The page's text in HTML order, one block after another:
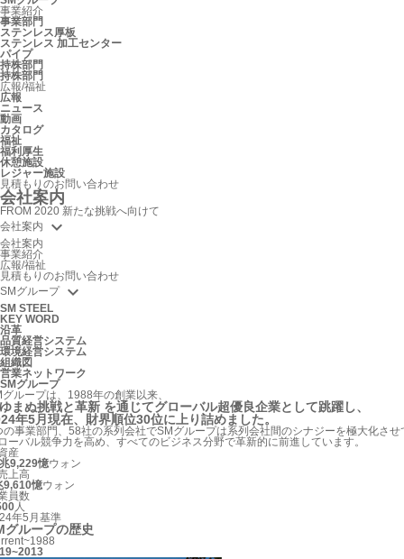
事業紹介
事業部門
ステンレス厚板
ステンレス 加工センター
パイプ
持株部門
持株部門
広報/福祉
広報
ニュース
動画
カタログ
福祉
福利厚生
休憩施設
レジャー施設
見積もりのお問い合わせ
会社案内
FROM 2020 新たな挑戦へ向けて
会社案内

会社案内
事業紹介
広報/福祉
見積もりのお問い合わせ
SMグループ 
SM STEEL
KEY WORD
沿革
品質経営システム
環境経営システム
組織図
営業ネットワーク
SMグループ
グループは、1988年の創業以来、
まぬ挑戦と革新 を通じてグローバル超優良企業として跳躍し、
年5月現在、財界順位30位に上り詰めました。
の事業部門、58社の系列会社でSMグループは系列会社間のシナジーを極大化させ
ーバル競争力を高め、すべてのビジネス分野で革新的に前進しています。
産
9,229憶ウォン
上高
9,610憶ウォン
員数
人
年5月基準
グループの歴史